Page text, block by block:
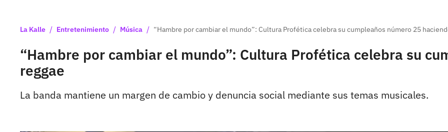
La Kalle / Entretenimiento / Música / “Hambre por cambiar el mundo”: Cultura Profética celebra su cumpleaños número 25
“Hambre por cambiar el mundo”: Cultura Profética celebra su
reggae
La banda mantiene un margen de cambio y denuncia social mediante sus temas musicales.